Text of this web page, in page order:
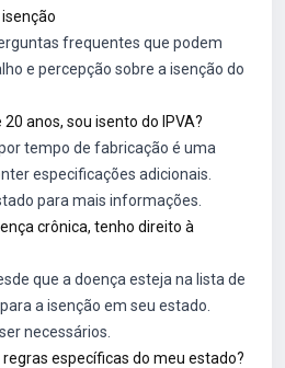
frequentes que podem
e percepção sobre a isenção do
anos, sou isento do IPVA?
tempo de fabricação é uma
especificações adicionais.
para mais informações.
crônica, tenho direito à
que a doença esteja na lista de
a isenção em seu estado.
necessários.
específicas do meu estado?